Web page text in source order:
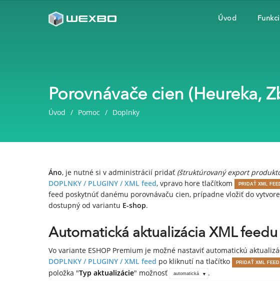
Úvod
Porovnávače cien (Heureka,
Úvod Pomoc Doplnky
Áno, je nutné si v administrácií pridať (štruktúrovaný export
DOPLNKY / PLUGINY /XML feed, vpravo hore tlačítkom PRIDAŤ XML
feed poskytnúť danému porovnávaču cien, prípadne vložiť do
dostupný od variantu E-shop.
Automatická aktualizácia XML
Vo variante ESHOP Premium je možné nastaviť automatickú
DOPLNKY / PLUGINY /XML feed po kliknutí na tlačítko PRIDAŤ XML FEED
položka "Typ aktualizácie" možnosť automatická .